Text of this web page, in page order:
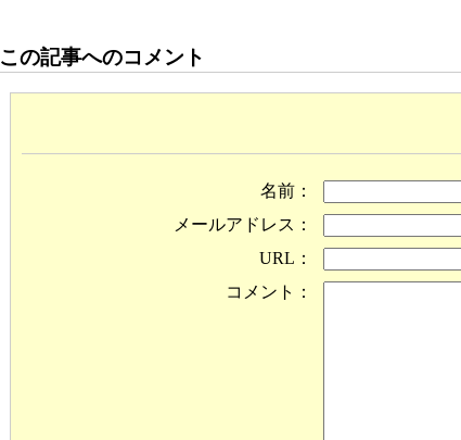
この記事へのコメント
名前：
メールアドレス：
URL：
コメント：